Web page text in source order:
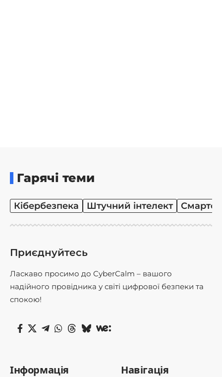
Гарячі теми
Кібербезпека Штучний інтелект
Приєднуйтесь
Ласкаво просимо до CyberCalm – вашого
надійного провідника у світі цифрової безпеки та
спокою!
Інформація Навігація